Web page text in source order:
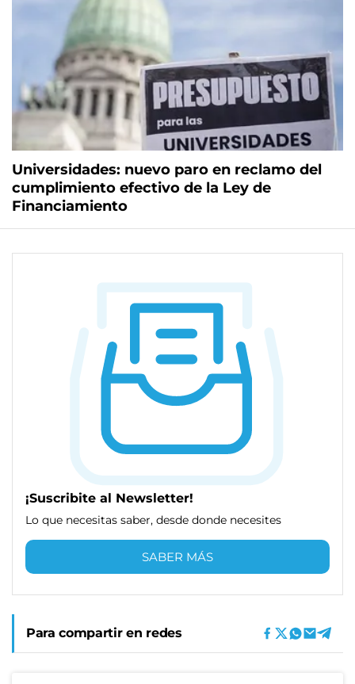
Universidades: nuevo paro en reclamo del
cumplimiento efectivo de la Ley de
Financiamiento
¡Suscribite al Newsletter!
Lo que necesitas saber, desde donde necesites
SABER MÁS
Para compartir en redes